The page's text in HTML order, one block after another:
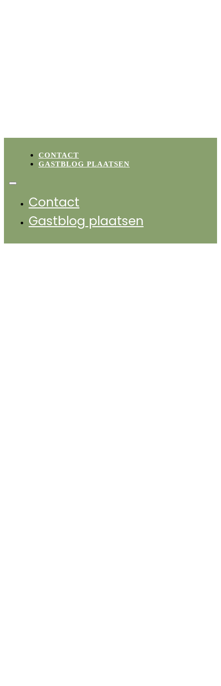
CONTACT
GASTBLOG PLAATSEN
Contact
Gastblog plaatsen